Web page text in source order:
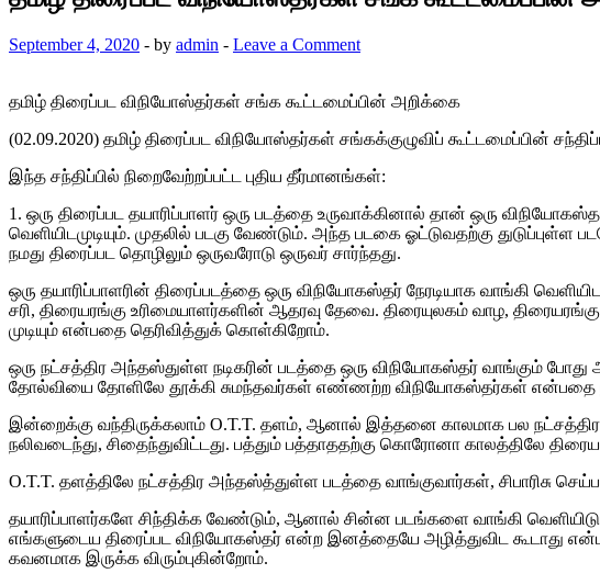
September 4, 2020 - by admin - Leave a Comment
தமிழ் திரைப்பட விநியோஸ்தர்கள் சங்க கூட்டமைப்பின் அறிக்கை
(02.09.2020) தமிழ் திரைப்பட விநியோஸ்தர்கள் சங்கக்குழுவிப் கூட்டமைப்பின்
இந்த சந்திப்பில் நிறைவேற்றப்பட்ட புதிய தீர்மானங்கள்:
1. ஒரு திரைப்பட தயாரிப்பாளர் ஒரு படத்தை உருவாக்கினால் தான் ஒரு
வெளியிடமுடியும். முதலில் படகு வேண்டும். அந்த படகை ஓட்டுவதற்கு
நமது திரைப்பட தொழிலும் ஒருவரோடு ஒருவர் சார்ந்தது.
ஒரு தயாரிப்பாளரின் திரைப்படத்தை ஒரு விநியோகஸ்தர் நேரடியாக வாங்கி
சரி, திரையரங்கு உரிமையாளர்களின் ஆதரவு தேவை. திரையுலகம் வாழ,
முடியும் என்பதை தெரிவித்துக் கொள்கிறோம்.
ஒரு நட்சத்திர அந்தஸ்துள்ள நடிகரின் படத்தை ஒரு விநியோகஸ்தர் வாங்கும்
தோல்வியை தோளிலே தூக்கி சுமந்தவர்கள் எண்ணற்ற விநியோகஸ்தர்கள் என்பதை
இன்றைக்கு வந்திருக்கலாம் O.T.T. தளம், ஆனால் இத்தனை காலமாக பல நட்சத்திர
நலிவடைந்து, சிதைந்துவிட்டது. பத்தும் பத்தாததற்கு கொரோனா காலத்திலே
O.T.T. தளத்திலே நட்சத்திர அந்தஸ்த்துள்ள படத்தை வாங்குவார்கள், சிபாரிசு
தயாரிப்பாளர்களே சிந்திக்க வேண்டும், ஆனால் சின்ன படங்களை வாங்கி
எங்களுடைய திரைப்பட விநியோகஸ்தர் என்ற இனத்தையே அழித்துவிட கூடாது
கவனமாக இருக்க விரும்புகின்றோம்.